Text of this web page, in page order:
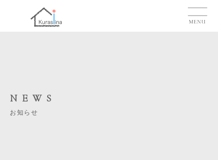
MENU
NEWS
お知らせ